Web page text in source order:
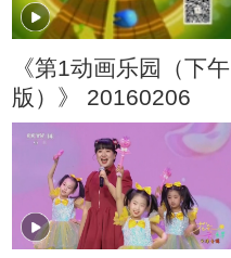
《第1动画乐园（下午
版）》 20160206